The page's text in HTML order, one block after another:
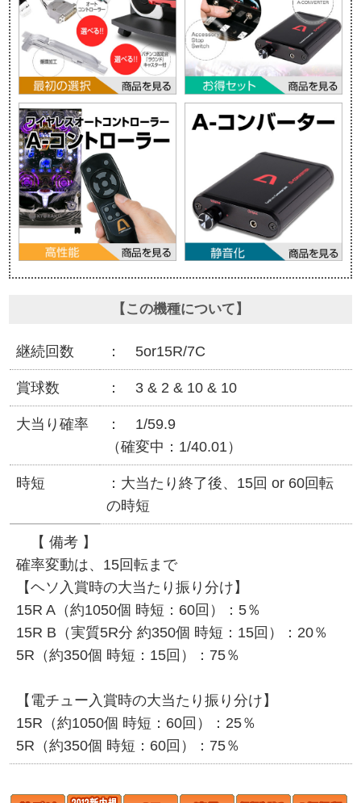
【この機種について】
継続回数 5or15R/7C
賞球数 3 & 2 & 10 & 10
大当り確率
1/59.9
（確変中：1/40.01）
時短
大当たり終了後、15回 or 60回転
の時短
【 備考 】
確率変動は、15回転まで
【ヘソ入賞時の大当たり振り分け】
15R A（約1050個 時短：60回）：5％
15R B（実質5R分 約350個 時短：15回）：20％
5R（約350個 時短：15回）：75％
【電チュー入賞時の大当たり振り分け】
15R（約1050個 時短：60回）：25％
5R（約350個 時短：60回）：75％